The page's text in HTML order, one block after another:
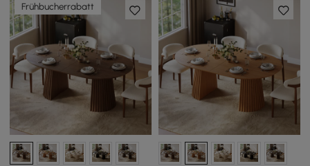
Frühbucherrabatt